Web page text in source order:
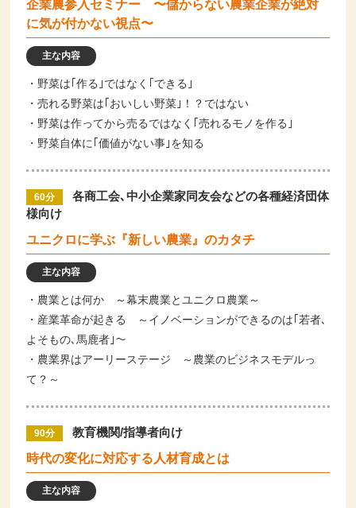
企業農参入セミナー 〜儲からない農業企業が絶対
に気が付かない視点〜
主な内容
・野菜は｢作る｣ではなく｢できる｣
・売れる野菜は｢おいしい野菜｣！？ではない
・野菜は作ってから売るではなく｢売れるモノを作る｣
・野菜自体に｢価値がない事｣を知る
60分
各商工会､中小企業家同友会などの各種経済団体
様向け
ユニクロに学ぶ『新しい農業』のカタチ
主な内容
・農業とは何か ～幕末農業とユニクロ農業～
・産業革命が起きる ～イノベーションができるのは｢若者､
よそもの､馬鹿者｣～
・農業界はアーリーステージ ～農業のビジネスモデルっ
て？～
90分
教育機関/指導者向け
時代の変化に対応する人材育成とは
主な内容